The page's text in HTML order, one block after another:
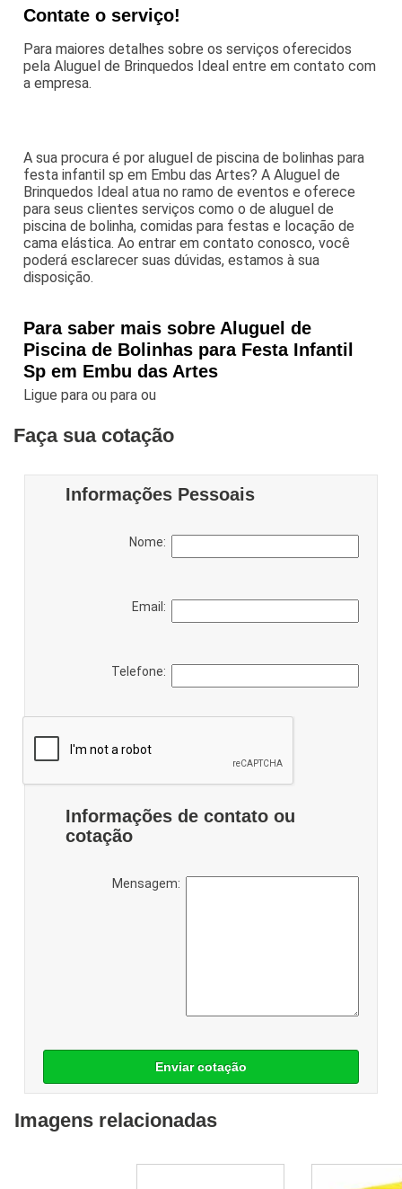
Contate o serviço!
Para maiores detalhes sobre os serviços oferecidos
pela Aluguel de Brinquedos Ideal entre em contato com
a empresa.
A sua procura é por aluguel de piscina de bolinhas para
festa infantil sp em Embu das Artes? A Aluguel de
Brinquedos Ideal atua no ramo de eventos e oferece
para seus clientes serviços como o de aluguel de
piscina de bolinha, comidas para festas e locação de
cama elástica. Ao entrar em contato conosco, você
poderá esclarecer suas dúvidas, estamos à sua
disposição.
Para saber mais sobre Aluguel de
Piscina de Bolinhas para Festa Infantil
Sp em Embu das Artes
Ligue paraou paraou
Faça sua cotação
Informações Pessoais
Nome:
Email:
Telefone:
Informações de contato ou
cotação
Mensagem:
Enviar cotação
Imagens relacionadas